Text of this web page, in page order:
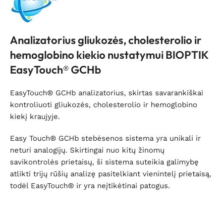
Analizatorius gliukozės, cholesterolio ir
hemoglobino kiekio nustatymui BIOPTIK
EasyTouch® GCHb
EasyTouch® GCHb analizatorius, skirtas savarankiškai
kontroliuoti gliukozės, cholesterolio ir hemoglobino
kiekį kraujyje.
Easy Touch® GCHb stebėsenos sistema yra unikali ir
neturi analogijų. Skirtingai nuo kitų žinomų
savikontrolės prietaisų, ši sistema suteikia galimybę
atlikti trijų rūšių analizę pasitelkiant vienintelį prietaisą,
todėl EasyTouch® ir yra neįtikėtinai patogus.